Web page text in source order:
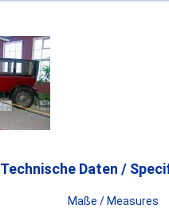
Technische Daten /
Maße / Measures